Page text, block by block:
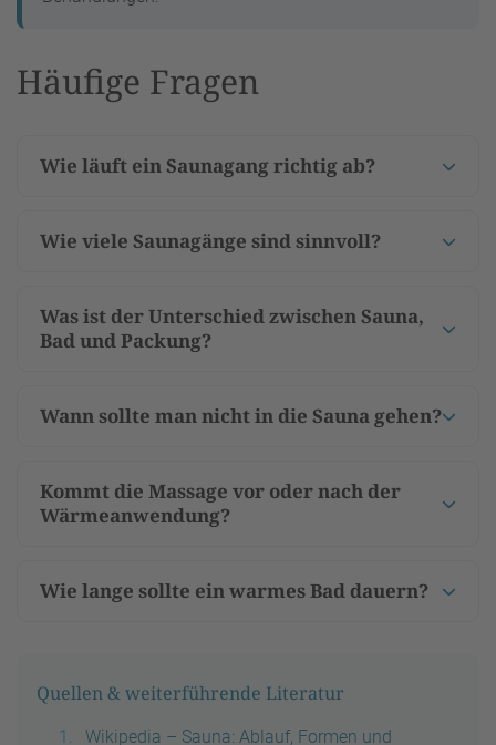
Häufige Fragen
Wie läuft ein Saunagang richtig ab?
Wie viele Saunagänge sind sinnvoll?
Was ist der Unterschied zwischen Sauna,
Bad und Packung?
Wann sollte man nicht in die Sauna gehen?
Kommt die Massage vor oder nach der
Wärmeanwendung?
Wie lange sollte ein warmes Bad dauern?
Quellen & weiterführende Literatur
Wikipedia – Sauna: Ablauf, Formen und